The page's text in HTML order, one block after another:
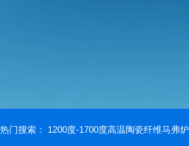
热门搜索： 1200度-1700度高温陶瓷纤维马弗炉